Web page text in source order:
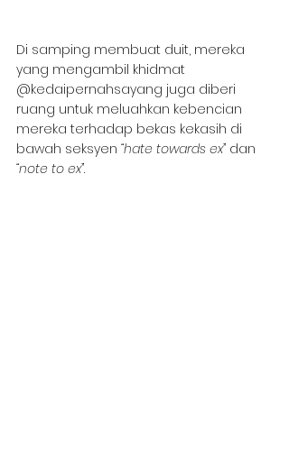
Di samping membuat duit, mereka
yang mengambil khidmat
@kedaipernahsayang juga diberi
ruang untuk meluahkan kebencian
mereka terhadap bekas kekasih di
bawah seksyen “hate towards ex” dan
“note to ex”.